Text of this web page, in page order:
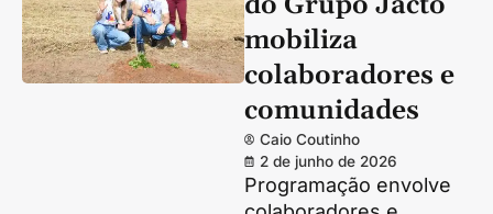
mobiliza
colaboradores e
comunidades
Caio Coutinho
2 de junho de 2026
Programação envolve